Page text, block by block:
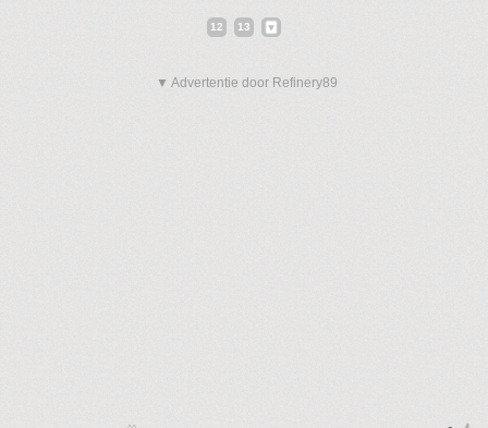
12 13
▼ Advertentie door Refinery89